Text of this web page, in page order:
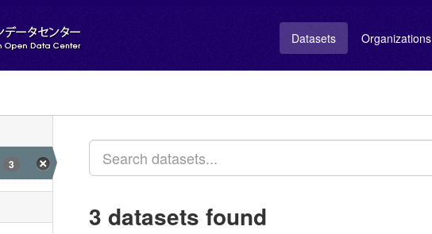
Datasets Organizations
3
3 datasets found